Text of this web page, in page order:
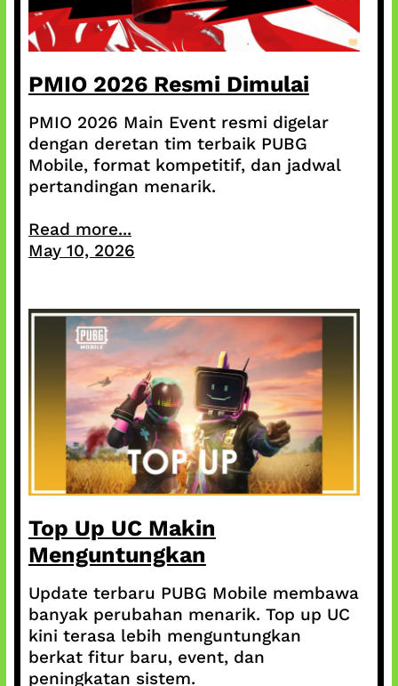
PMIO 2026 Resmi Dimulai
PMIO 2026 Main Event resmi digelar
dengan deretan tim terbaik PUBG
Mobile, format kompetitif, dan jadwal
pertandingan menarik.
Read more...
May 10, 2026
Top Up UC Makin
Menguntungkan
Update terbaru PUBG Mobile membawa
banyak perubahan menarik. Top up UC
kini terasa lebih menguntungkan
berkat fitur baru, event, dan
peningkatan sistem.